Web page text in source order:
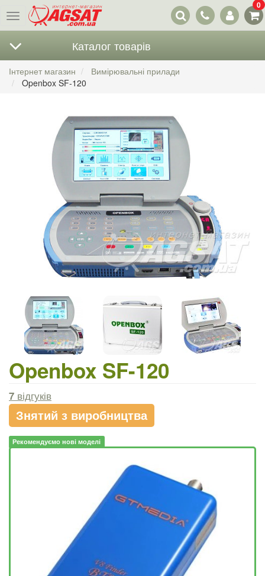
Меню
Наші
контакти
0
Каталог товарів
Інтернет магазин
Вимірювальні прилади
Openbox SF-120
Openbox SF-120
7 відгуків
Знятий з виробництва
Рекомендуємо нові моделі